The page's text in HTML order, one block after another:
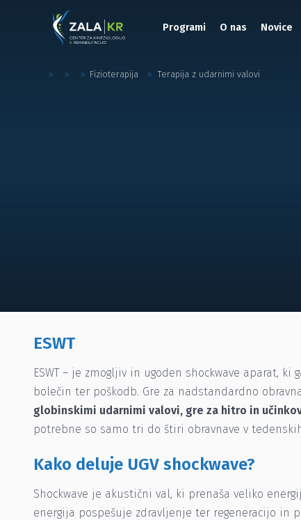
Programi O nas Novice
» » » Fizioterapija » Terapija z udarnimi valovi
ESWT
ESWT – je zmogljiv in ugoden shockwave aparat,
bolečin ter poškodb. Gre za nadstandardno
globinskimi udarnimi valovi, gre za hitro in
potrebne so samo tri do štiri obravnave v
Kako deluje UGV shockwave?
Shockwave je akustični val, ki prenaša veliko
energija pospešuje zdravljenje ter regeneracijo in